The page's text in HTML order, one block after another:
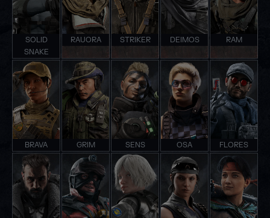
SOLID
SNAKE
RAUORA STRIKER DEIMOS RAM
BRAVA GRIM SENS OSA FLORES